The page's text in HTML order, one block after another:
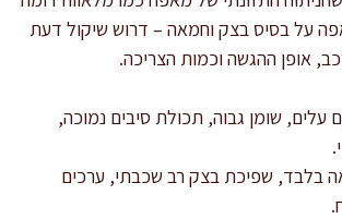
על בסיס בצק וחמאה – דרוש שיקול דעת
אופן ההגשה וכמות הצריכה.
עלים, שומן גבוה, תכולת סיבים נמוכה,
בלבד, שפיכת בצק רב שכבתי, ערכים